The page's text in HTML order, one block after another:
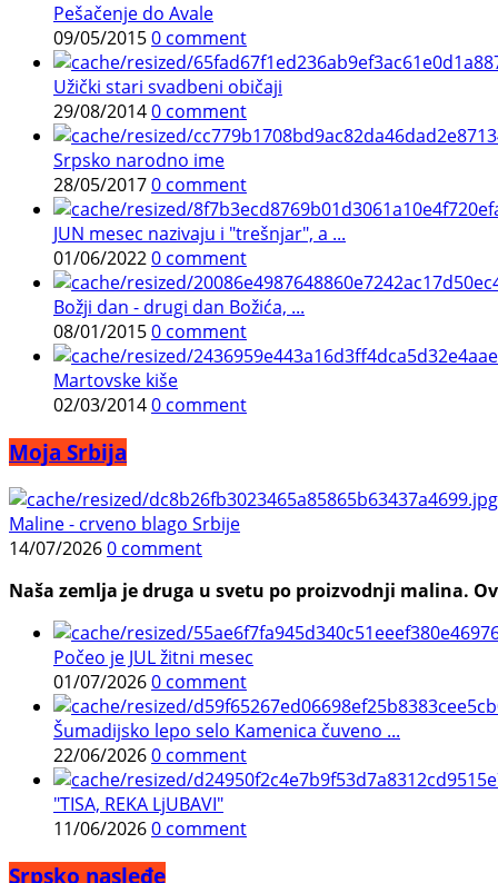
Pešačenje do Avale
09/05/20150 comment
Užički stari svadbeni običaji
29/08/20140 comment
Srpsko narodno ime
28/05/20170 comment
JUN mesec nazivaju i "trešnjar", a ...
01/06/20220 comment
Božji dan - drugi dan Božića, ...
08/01/20150 comment
Martovske kiše
02/03/20140 comment
Moja Srbija
Maline - crveno blago Srbije
14/07/20260 comment
Naša zemlja je druga u svetu po proizvodnji malina.
Počeo je JUL žitni mesec
01/07/20260 comment
Šumadijsko lepo selo Kamenica čuveno ...
22/06/20260 comment
"TISA, REKA LjUBAVI"
11/06/20260 comment
Srpsko nasleđe